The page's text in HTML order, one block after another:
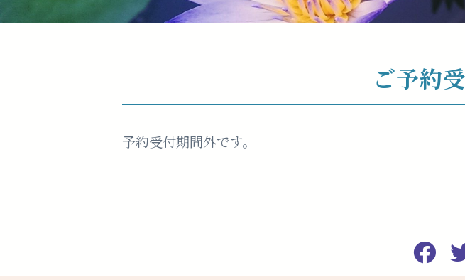
ご予約
予約受付期間外です。